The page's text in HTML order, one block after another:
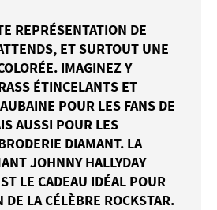
REPRÉSENTATION DE
ET SURTOUT UNE
IMAGINEZ Y
ÉTINCELANTS ET
POUR LES FANS DE
AUSSI POUR LES
DIAMANT. LA
JOHNNY HALLYDAY
LE CADEAU IDÉAL POUR
DE LA CÉLÈBRE ROCKSTAR.